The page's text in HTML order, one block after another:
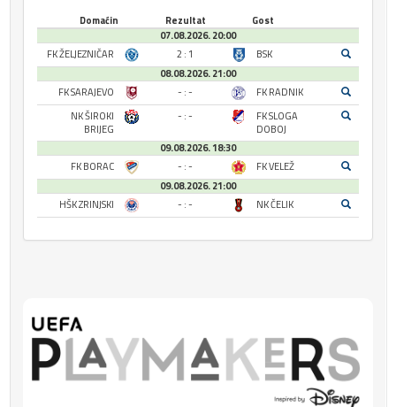
Domaćin Rezultat
Gost
07.08.2026. 20:00
FK ŽELJEZNIČAR
2 : 1
BSK
08.08.2026. 21:00
FK SARAJEVO
- : -
FK RADNIK
NK ŠIROKI
BRIJEG
- : -
FK SLOGA
DOBOJ
09.08.2026. 18:30
FK BORAC
- : -
FK VELEŽ
09.08.2026. 21:00
HŠK ZRINJSKI
- : - NK ČELIK